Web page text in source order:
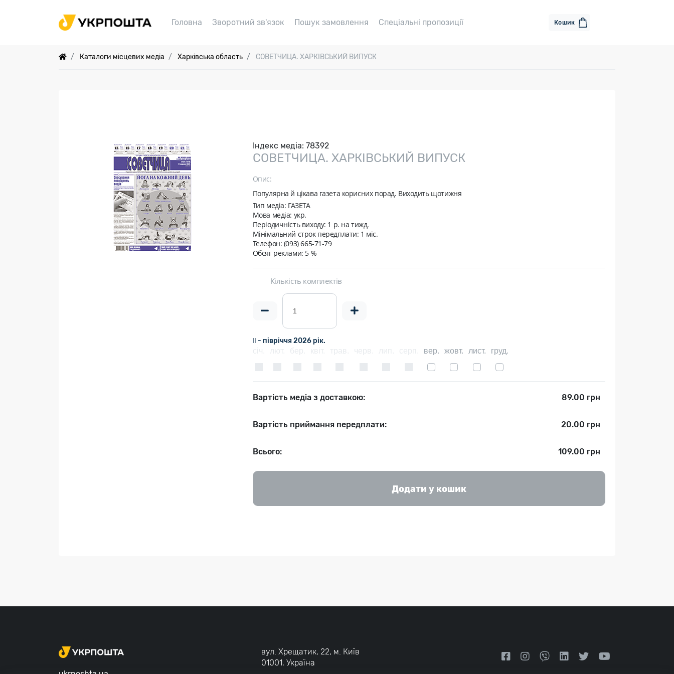
Головна Зворотний зв'язок Пошук замовлення Спеціальні пропозиції Кошик
Каталоги місцевих медіа Харківська область СОВЕТЧИЦА. ХАРКІВСЬКИЙ ВИПУСК
Індекс медіа: 78392
СОВЕТЧИЦА. ХАРКІВСЬКИЙ ВИПУСК
Опис:
Популярна й цікава газета корисних порад. Виходить щотижня
Тип медіа: ГАЗЕТА
Мова медіа: укр.
Періодичність виходу: 1 р. на тижд.
Мінімальний строк передплати: 1 міс.
Телефон: (093) 665-71-79
Обсяг реклами: 5 %
Кількість комплектів
Ⅱ - півріччя 2026 рік.
вер. жовт. лист. груд.
Вартість медіа з доставкою: 89.00 грн
Вартість приймання передплати: 20.00 грн
Всього: 109.00 грн
Додати у кошик
вул. Хрещатик, 22, м. Київ
01001, Україна